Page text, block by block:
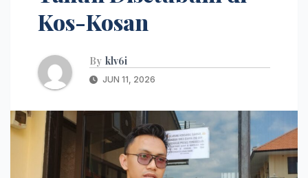
Kos-Kosan
By klv6i
JUN 11, 2026